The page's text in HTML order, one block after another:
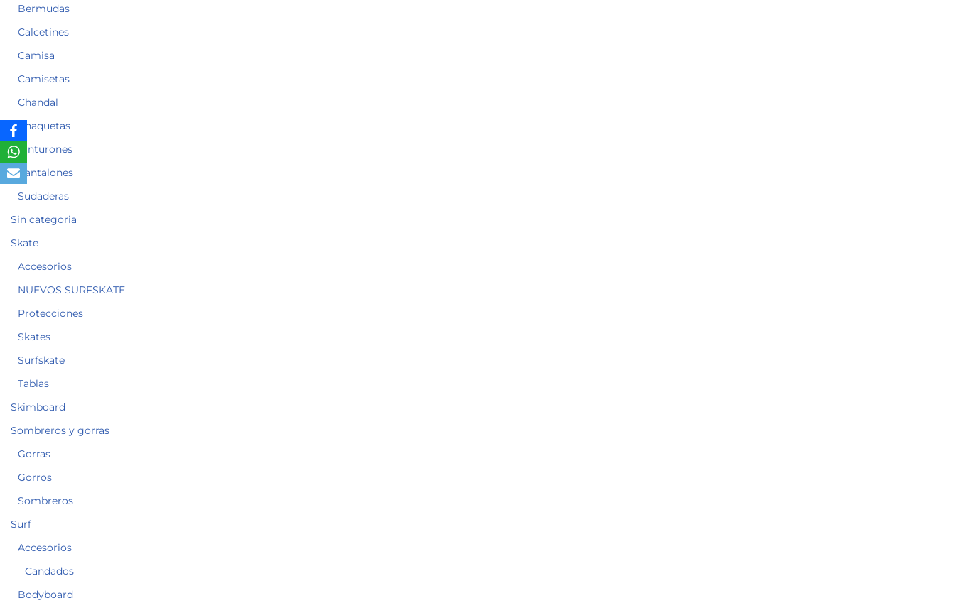
Bermudas
Calcetines
Camisa
Camisetas
Chandal
Chaquetas
Cinturones
Pantalones
Sudaderas
Sin categoria
Skate
Accesorios
NUEVOS SURFSKATE
Protecciones
Skates
Surfskate
Tablas
Skimboard
Sombreros y gorras
Gorras
Gorros
Sombreros
Surf
Accesorios
Candados
Bodyboard